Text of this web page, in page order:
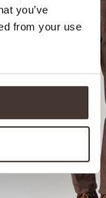
you’ve
from your use